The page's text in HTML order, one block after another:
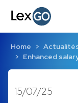
Home
Enhanced
15/07/25